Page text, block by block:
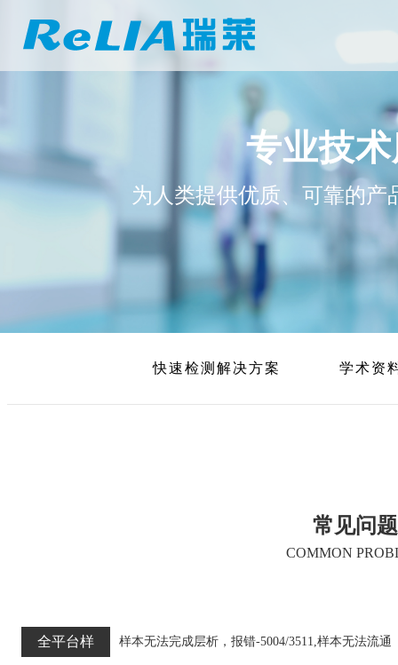
专业技
为人类提供优质、可靠的产
快速检测解决方案 学术资
常见问题
COMMON
全平台样 样本无法完成层析，报错-5004/3511,样本无法流通